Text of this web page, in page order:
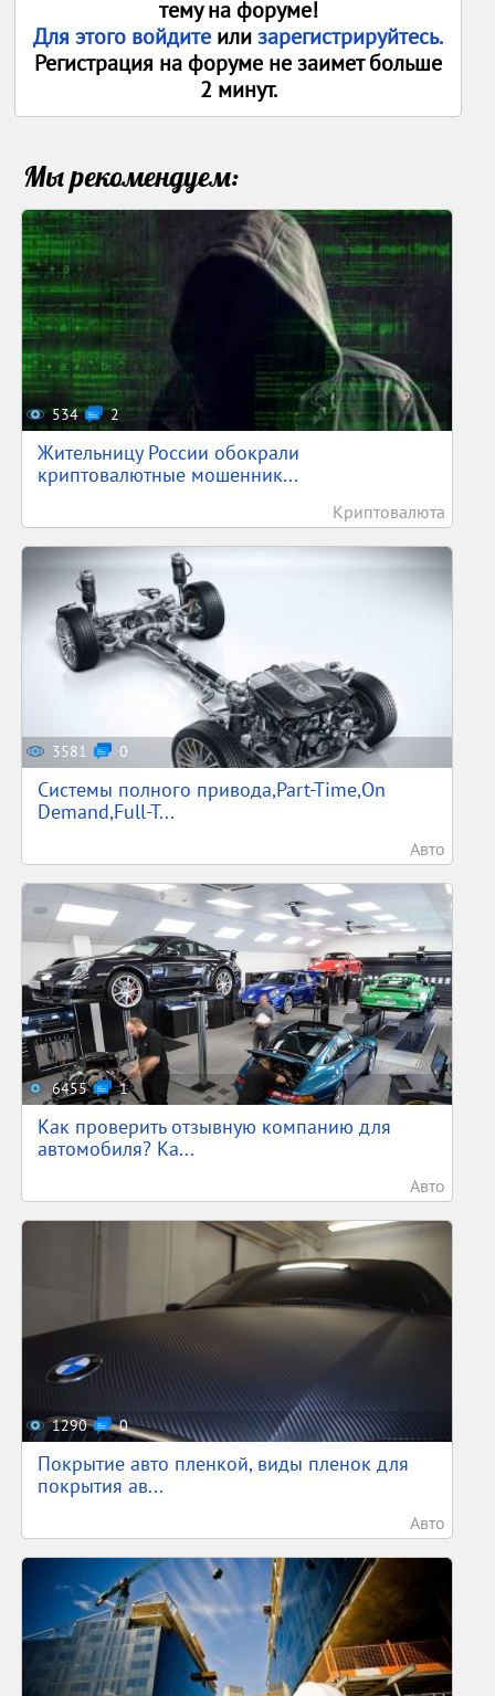
тему на форуме!
Для этого войдите илизарегистрируйтесь.
Регистрация на форуме не заимет больше
2 минут.
Мы рекомендуем:
534 2
Жительницу России обокрали
криптовалютные мошенник...
Криптовалюта
3581 0
Системы полного привода,Part-Time,On
Demand,Full-T...
Авто
6455 1
Как проверить отзывную компанию для
автомобиля? Ка...
Авто
1290 0
Покрытие авто пленкой, виды пленок для
покрытия ав...
Авто